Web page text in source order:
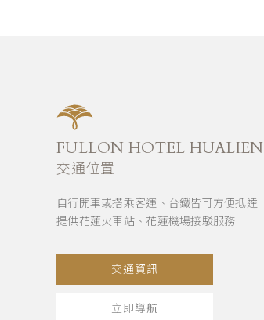
FULLON HOTEL HUALIEN
交通位置
自行開車或搭乘客運、台鐵皆可方便抵達
提供花蓮火車站、花蓮機場接駁服務
交通資訊
立即導航